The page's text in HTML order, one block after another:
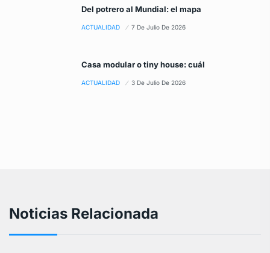
Del potrero al Mundial: el mapa
ACTUALIDAD 7 De Julio De 2026
Casa modular o tiny house: cuál
ACTUALIDAD 3 De Julio De 2026
Noticias Relacionada